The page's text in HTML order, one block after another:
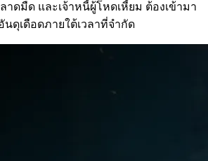
าดมืด และเจ้าหนี้ผู้โหดเหี้ยม ต้องเข้ามา
ดุเดือดภายใต้เวลาที่จำกัด